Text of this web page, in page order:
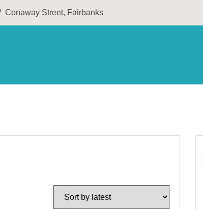
Conaway Street, Fairbanks